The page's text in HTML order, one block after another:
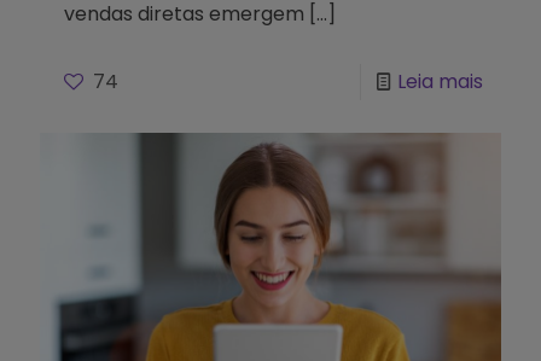
vendas diretas emergem […]
74 Leia mais